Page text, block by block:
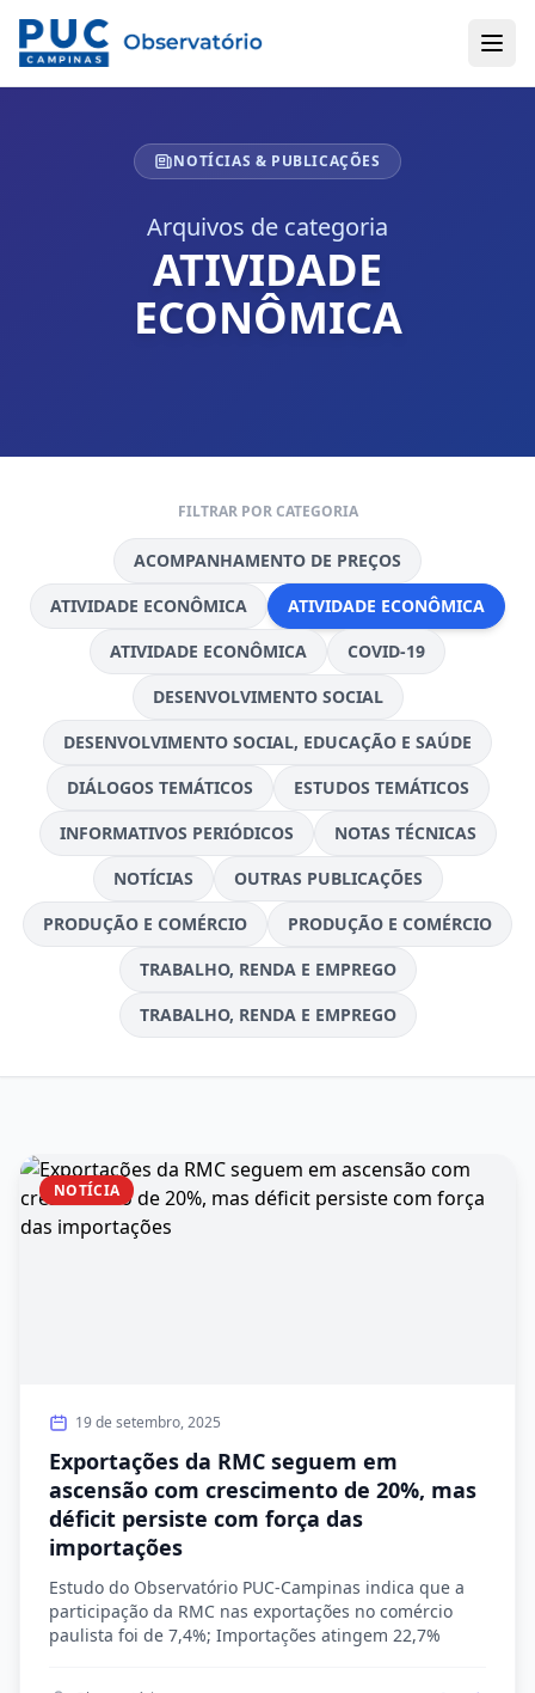
NOTÍCIAS & PUBLICAÇÕES
Arquivos de categoria
ATIVIDADE
ECONÔMICA
FILTRAR POR CATEGORIA
ACOMPANHAMENTO DE PREÇOS
ATIVIDADE ECONÔMICA
ATIVIDADE ECONÔMICA
ATIVIDADE ECONÔMICA
COVID-19
DESENVOLVIMENTO SOCIAL
DESENVOLVIMENTO SOCIAL, EDUCAÇÃO E SAÚDE
DIÁLOGOS TEMÁTICOS
ESTUDOS TEMÁTICOS
INFORMATIVOS PERIÓDICOS
NOTAS TÉCNICAS
NOTÍCIAS
OUTRAS PUBLICAÇÕES
PRODUÇÃO E COMÉRCIO
PRODUÇÃO E COMÉRCIO
TRABALHO, RENDA E EMPREGO
TRABALHO, RENDA E EMPREGO
NOTÍCIA
19 de setembro, 2025
Exportações da RMC seguem em
ascensão com crescimento de 20%, mas
déficit persiste com força das
importações
Estudo do Observatório PUC-Campinas indica que a
participação da RMC nas exportações no comércio
paulista foi de 7,4%; Importações atingem 22,7%